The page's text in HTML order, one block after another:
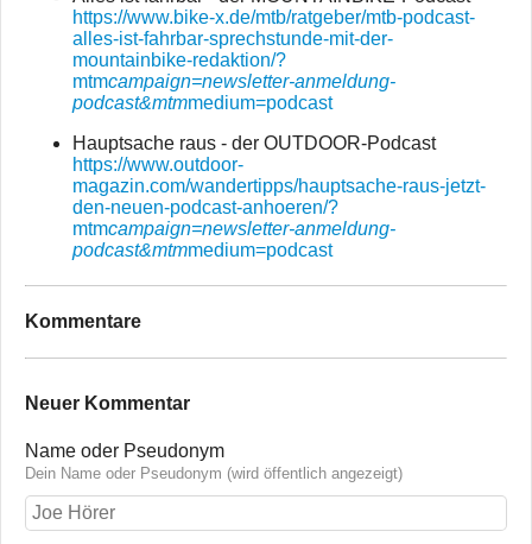
https://www.bike-x.de/mtb/ratgeber/mtb-podcast-
alles-ist-fahrbar-sprechstunde-mit-der-
mountainbike-redaktion/?
mtmcampaign=newsletter-anmeldung-
podcast&mtmmedium=podcast
Hauptsache raus - der OUTDOOR-Podcast
https://www.outdoor-
magazin.com/wandertipps/hauptsache-raus-jetzt-
den-neuen-podcast-anhoeren/?
mtmcampaign=newsletter-anmeldung-
podcast&mtmmedium=podcast
Kommentare
Neuer Kommentar
Name oder Pseudonym
Dein Name oder Pseudonym (wird öffentlich angezeigt)